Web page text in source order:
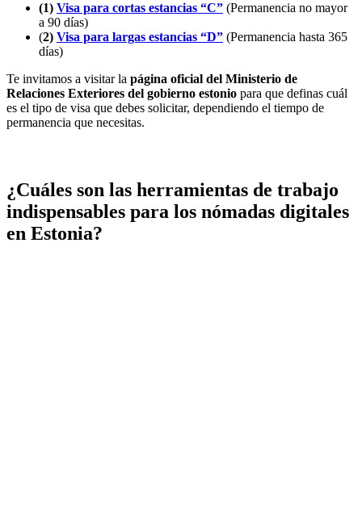
(1) Visa para cortas estancias “C” (Permanencia no mayor
a 90 días)
(2) Visa para largas estancias “D” (Permanencia hasta 365
días)
Te invitamos a visitar la página oficial del Ministerio de
Relaciones Exteriores del gobierno estonio para que definas cuál
es el tipo de visa que debes solicitar, dependiendo el tiempo de
permanencia que necesitas.
¿Cuáles son las herramientas de trabajo
indispensables para los nómadas digitales
en Estonia?